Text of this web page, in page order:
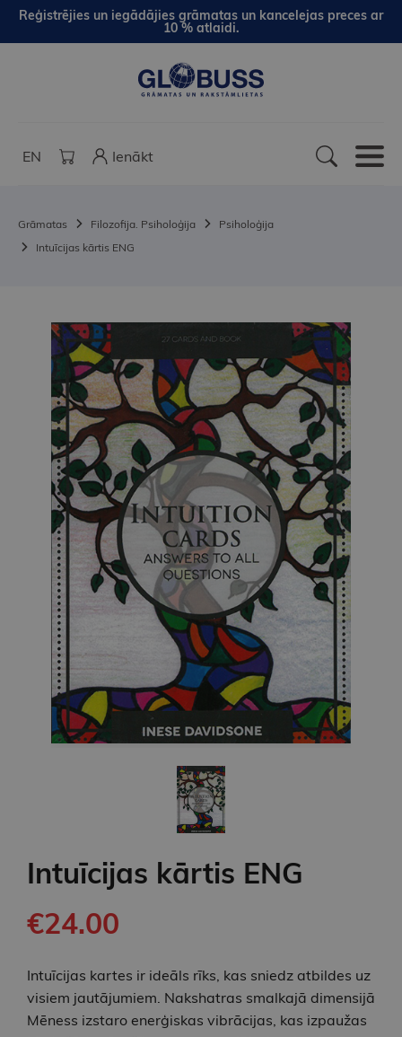
Reģistrējies un iegādājies grāmatas un kancelejas preces ar
10 % atlaidi.
EN Ienākt
Grāmatas Filozofija. Psiholoģija
Psiholoģija
Intuīcijas kārtis ENG
Intuīcijas kārtis ENG
€24.00
Intuīcijas kartes ir ideāls rīks, kas sniedz atbildes uz
visiem jautājumiem. Nakshatras smalkajā dimensijā
Mēness izstaro enerģiskas vibrācijas, kas izpaužas